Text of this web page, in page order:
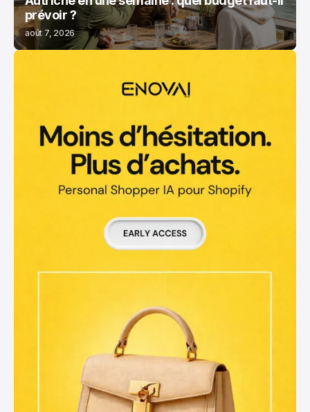
prévoir ?
août 7, 2026